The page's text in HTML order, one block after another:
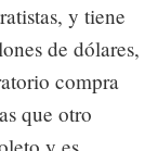
y tiene
de dólares,
compra
que otro